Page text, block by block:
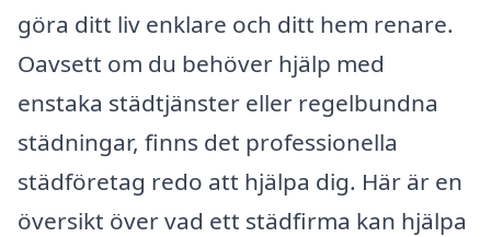
göra ditt liv enklare och ditt hem renare.
Oavsett om du behöver hjälp med
enstaka städtjänster eller regelbundna
städningar, finns det professionella
städföretag redo att hjälpa dig. Här är en
översikt över vad ett städfirma kan hjälpa